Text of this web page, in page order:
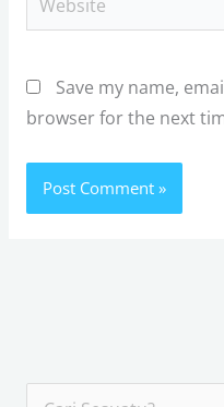
Save my name,
browser for the next